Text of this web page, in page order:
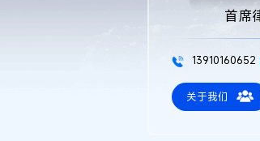
首席
13910160652
关于我们